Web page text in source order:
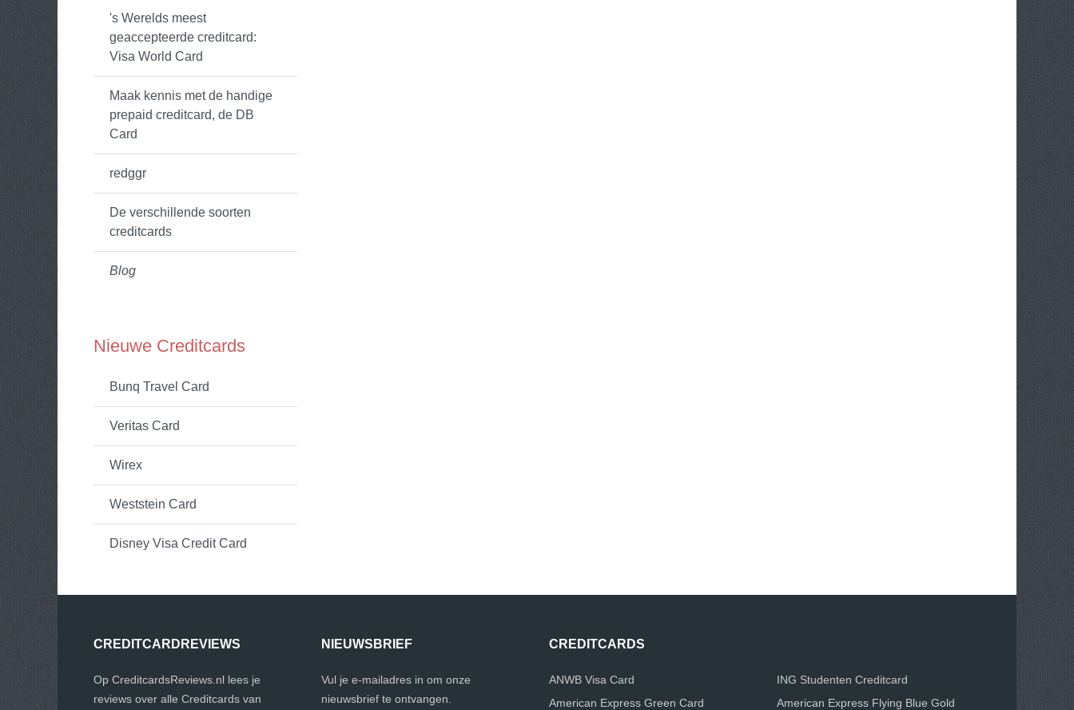
's Werelds meest
geaccepteerde creditcard:
Visa World Card
Maak kennis met de handige
prepaid creditcard, de DB
Card
redggr
De verschillende soorten
creditcards
Blog
Nieuwe Creditcards
Bunq Travel Card
Veritas Card
Wirex
Weststein Card
Disney Visa Credit Card
CREDITCARDREVIEWS
Op CreditcardsReviews.nl lees je
reviews over alle Creditcards van
NIEUWSBRIEF
Vul je e-mailadres in om onze
nieuwsbrief te ontvangen.
CREDITCARDS
ANWB Visa Card
American Express Green Card
ING Studenten Creditcard
American Express Flying Blue Gold